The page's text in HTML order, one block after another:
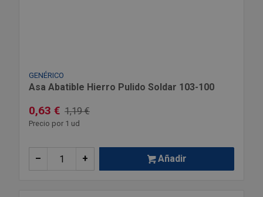
GENÉRICO
Asa Abatible Hierro Pulido Soldar 103-100
0,63 € 1,19 €
Precio por 1 ud
+
– Añadir